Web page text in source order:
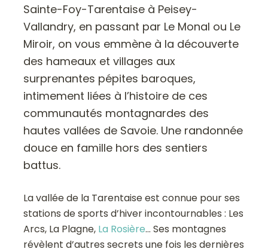
Sainte-Foy-Tarentaise à Peisey-
Vallandry, en passant par Le Monal ou Le
Miroir, on vous emmène à la découverte
des hameaux et villages aux
surprenantes pépites baroques,
intimement liées à l’histoire de ces
communautés montagnardes des
hautes vallées de Savoie. Une randonnée
douce en famille hors des sentiers
battus.
La vallée de la Tarentaise est connue pour ses
stations de sports d’hiver incontournables : Les
Arcs, La Plagne, La Rosière… Ses montagnes
révèlent d’autres secrets une fois les dernières